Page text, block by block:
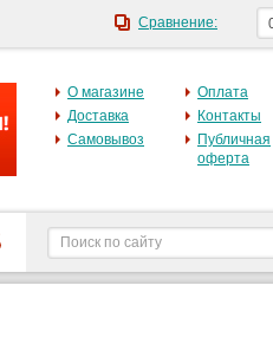
О магазине
Доставка
Самовывоз
Оплата
Контакты
Публичная
оферта
Сравнение: